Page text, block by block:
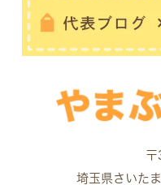
埼玉県さいた